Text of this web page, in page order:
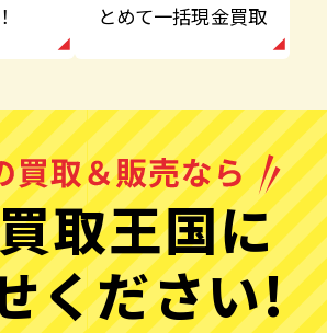
とめて一括現金買取
取王国に
ください!